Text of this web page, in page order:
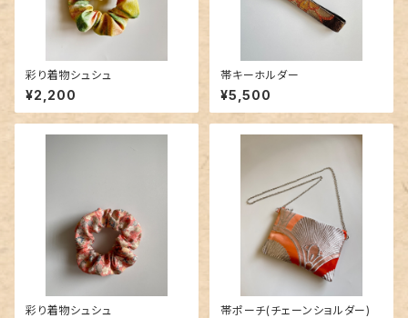
彩り着物シュシュ
¥2,200
帯キーホルダー
¥5,500
彩り着物シュシュ 帯ポーチ(チェーンショルダー)